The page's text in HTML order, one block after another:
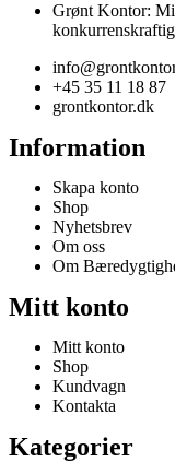
Grønt Kontor:
+45 35 11 18 87
grontkontor.dk
Information
Skapa konto
Shop
Nyhetsbrev
Om oss
Om
Mitt konto
Mitt konto
Shop
Kundvagn
Kontakta
Kategorier